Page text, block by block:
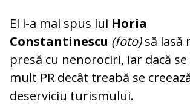
El i-a mai spus lui Horia
Constantinescu (foto)să iasă
presă cu nenorociri, iar dacă
mult PR decât treabă se
deserviciu turismului.